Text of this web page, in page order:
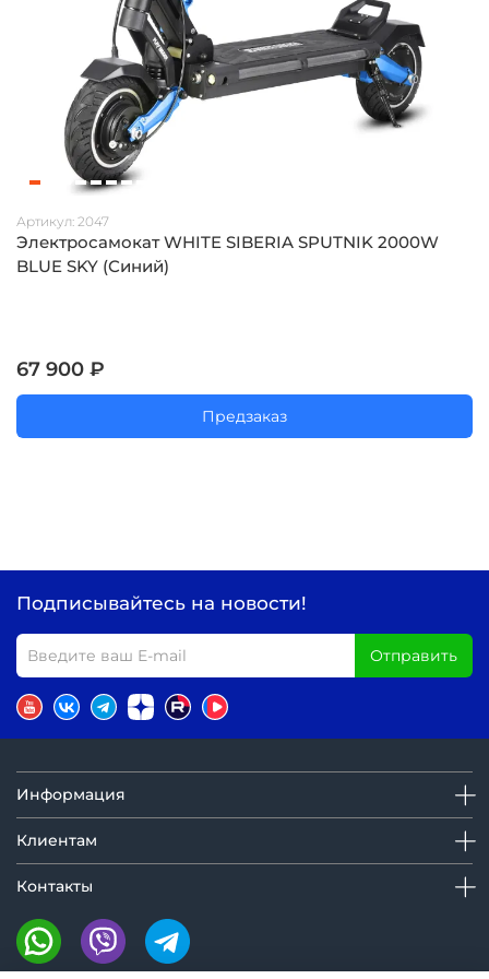
Артикул: 2047
Электросамокат WHITE SIBERIA SPUTNIK 2000W
BLUE SKY (Синий)
67 900 ₽
Предзаказ
Подписывайтесь на новости!
Отправить
Информация
Клиентам
Контакты